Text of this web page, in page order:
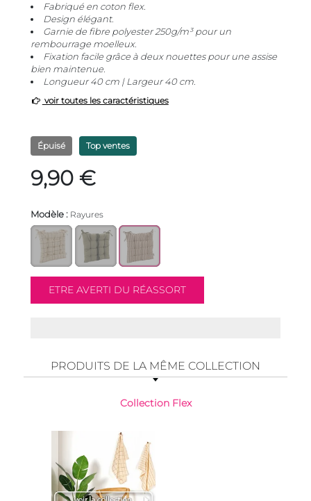
Fabriqué en coton flex.
Design élégant.
Garnie de fibre polyester 250g/m³ pour un
rembourrage moelleux.
Fixation facile grâce à deux nouettes pour une assise
bien maintenue.
Longueur 40 cm | Largeur 40 cm.
voir toutes les caractéristiques
Épuisé Top ventes
9,90 €
Modèle : Rayures
PRODUITS DE LA MÊME COLLECTION
Collection Flex